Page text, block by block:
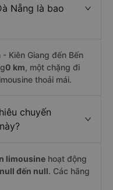
Nẵng là bao
Kiên Giang đến Bến
0 km, một chặng đi
thoải mái.
chuyến
limousine hoạt động
null đến null. Các hãng